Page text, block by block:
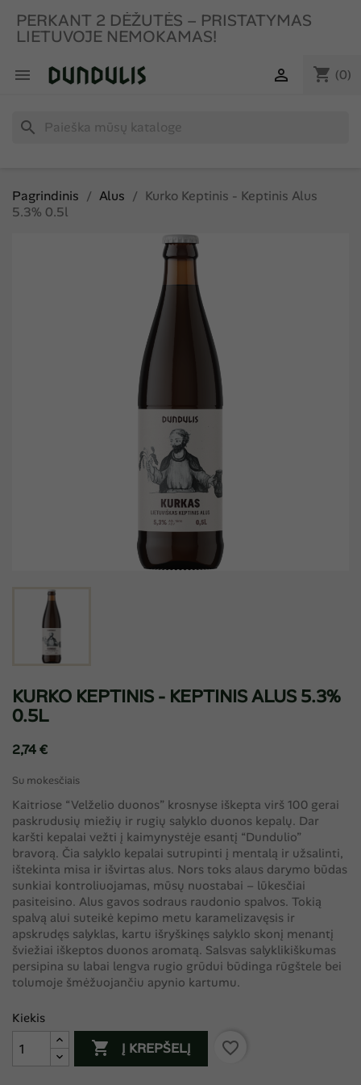
PERKANT 2 DĖŽUTĖS – PRISTATYMAS
LIETUVOJE NEMOKAMAS!
 shopping_cart (0)

search
Pagrindinis Alus
Kurko Keptinis - Keptinis Alus
5.3% 0.5l
KURKO KEPTINIS - KEPTINIS ALUS 5.3%
0.5L
2,74 €
Su mokesčiais
Kaitriose “Velželio duonos” krosnyse iškepta virš 100 gerai
paskrudusių miežių ir rugių salyklo duonos kepalų. Dar
karšti kepalai vežti į kaimynystėje esantį “Dundulio”
bravorą. Čia salyklo kepalai sutrupinti į mentalą ir užsalinti,
ištekinta misa ir išvirtas alus. Nors toks alaus darymo būdas
sunkiai kontroliuojamas, mūsų nuostabai – lūkesčiai
pasiteisino. Alus gavos sodraus raudonio spalvos. Tokią
spalvą alui suteikė kepimo metu karamelizavęsis ir
apskrudęs salyklas, kartu išryškinęs salyklo skonį menantį
šviežiai iškeptos duonos aromatą. Salsvas salyklikiškumas
persipina su labai lengva rugio grūdui būdinga rūgštele bei
tolumoje šmėžuojančiu apynio kartumu.
Kiekis
 Į KREPŠELĮ favorite_border